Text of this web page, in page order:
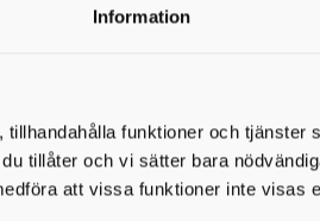
Information
funktioner och tjänster
tillåter och vi sätter bara
att vissa funktioner inte visas
för att tillhandahålla en
kan ta emot frågor och
för att tillhandahålla en
kan ta emot frågor och